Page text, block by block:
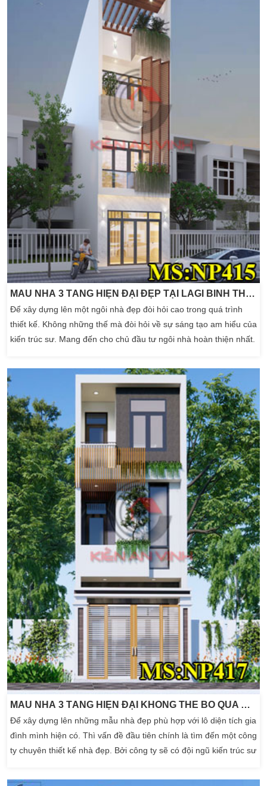
MẪU NHÀ 3 TẦNG HIỆN ĐẠI ĐẸP TẠI LAGI BÌNH THUẬN
Để xây dựng lên một ngôi nhà đẹp đòi hỏi cao trong quá trình
thiết kế. Không những thế mà đòi hỏi về sự sáng tạo am hiểu của
kiến trúc sư. Mang đến cho chủ đầu tư ngôi nhà hoàn thiện nhất.
kế xen lẫn thi công. Giúp đánh giá sự xác thực của ngôi nhà một
cách […]
MẪU NHÀ 3 TẦNG HIỆN ĐẠI KHÔNG THỂ BỎ QUA KHI XÂY DỰNG
Để xây dựng lên những mẫu nhà đẹp phù hợp với lô diện tích gia
đình mình hiện có. Thì vấn đề đầu tiên chính là tìm đến một công
ty chuyên thiết kế nhà đẹp. Bởi công ty sẽ có đội ngũ kiến trúc sư
trong quá trình sử dụng của tất cả thành viên trong gia đình. Thì